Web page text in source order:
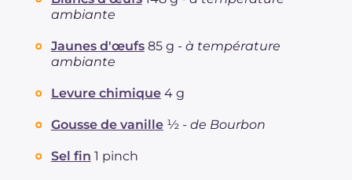
ambiante
Jaunes d'œufs 85 g - à température
ambiante
Levure chimique 4 g
Gousse de vanille ½ - de Bourbon
Sel fin 1 pinch